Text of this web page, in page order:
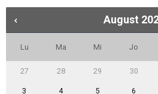
August
Lu Ma Mi Jo
27 28 29 30
3 4 5 6